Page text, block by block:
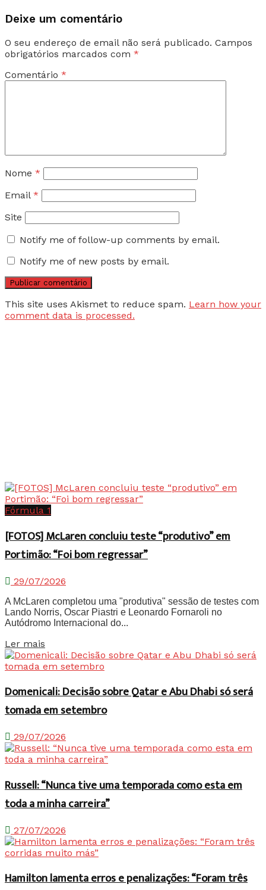
Deixe um comentário
O seu endereço de email não será publicado. Campos
obrigatórios marcados com *
Comentário *
Nome *
Email *
Site
Notify me of follow-up comments by email.
Notify me of new posts by email.
This site uses Akismet to reduce spam. Learn how your
comment data is processed.
Fórmula 1
[FOTOS] McLaren concluiu teste “produtivo” em
Portimão: “Foi bom regressar”
29/07/2026
A McLaren completou uma "produtiva" sessão de testes com
Lando Norris, Oscar Piastri e Leonardo Fornaroli no
Autódromo Internacional do...
Ler mais
Domenicali: Decisão sobre Qatar e Abu Dhabi só será
tomada em setembro
29/07/2026
Russell: “Nunca tive uma temporada como esta em
toda a minha carreira”
27/07/2026
Hamilton lamenta erros e penalizações: “Foram três